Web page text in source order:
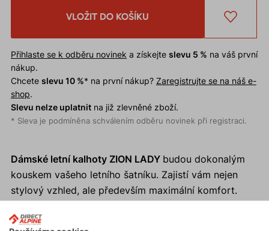
VLOŽIT DO KOŠÍKU
Přihlaste se k odběru novinek a získejte slevu 5 % na váš první
nákup.
Chcete slevu 10 %* na první nákup? Zaregistrujte se na náš e-
shop.
Slevu nelze uplatnitna již zlevněné zboží.
* Sleva je podmíněna schválením odběru novinek při registraci.
Dámské letní kalhoty ZION LADY budou dokonalým
kouskem vašeho letního šatníku. Zajistí vám nejen
stylový vzhled, ale především maximální komfort.
Proč si koupit dámské letní kalhoty ZION LADY?